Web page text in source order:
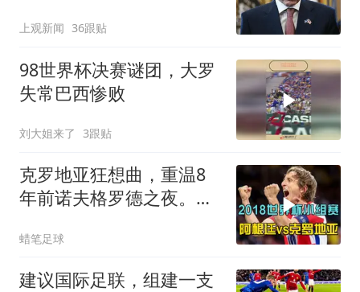
上观新闻 36跟贴
98世界杯决赛谜团，大罗
失常巴西惨败
刘大姐来了 3跟贴
克罗地亚狂想曲，重温8
年前诺夫格罗德之夜。莫
蜡笔足球
建议国际足联，组建一支